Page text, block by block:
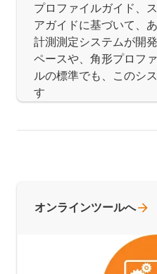
プロファイルガイド、
アガイドに基づいて、
計測測定システムが開
ペースや、角形プロフ
ルの標準でも、このシ
す
オンラインツールへ